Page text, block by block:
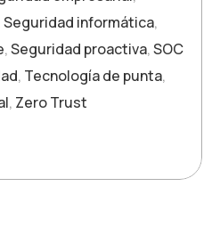
Seguridad informática,
,Seguridad proactiva,SOC
, Tecnología de punta,
, Zero Trust